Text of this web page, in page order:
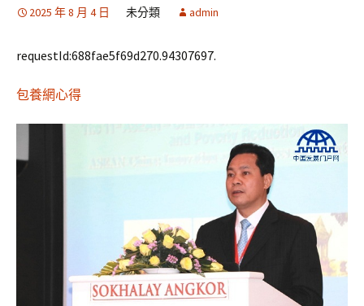
2025 年 8 月 4 日 未分類 admin
requestId:688fae5f69d270.94307697.
包養網心得